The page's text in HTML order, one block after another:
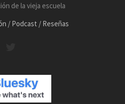
de la vieja escuela
/ Podcast / Reseñas